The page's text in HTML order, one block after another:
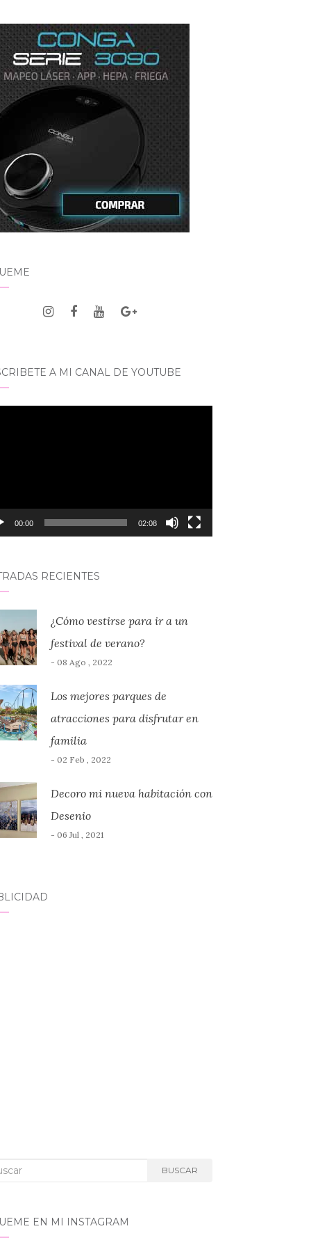
A MI CANAL DE YOUTUBE
00:00 02:08
RECIENTES
¿Cómo vestirse para ir a un
festival de verano?
- 08 Ago , 2022
Los mejores parques de
atracciones para disfrutar en
familia
- 02 Feb , 2022
Decoro mi nueva habitación con
Desenio
- 06 Jul , 2021
BUSCAR
EN MI INSTAGRAM